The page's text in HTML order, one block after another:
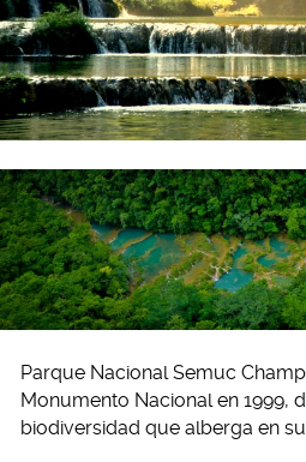
Parque Nacional Semuc
Monumento Nacional en 1999,
biodiversidad que alberga en